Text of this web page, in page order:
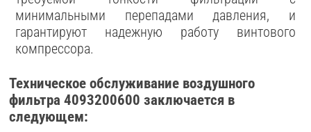
минимальными перепадами давления, и
гарантируют надежную работу винтового
компрессора.
Техническое обслуживание воздушного
фильтра 4093200600 заключается в
следующем: